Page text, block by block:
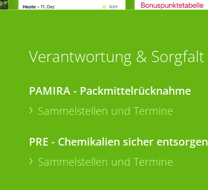
Verantwortung & Sorgfalt
PAMIRA - Packmittelrücknahme
Sammelstellen und Termine
PRE - Chemikalien sicher entsorgen
Sammelstellen und Termine